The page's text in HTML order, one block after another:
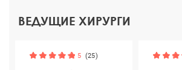
ВЕДУЩИЕ ХИРУРГИ
5 (25)